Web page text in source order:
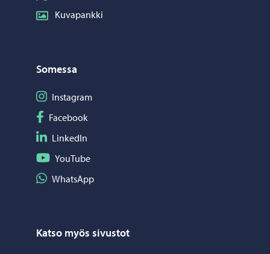
Kuvapankki
Somessa
Seuraa Instagram
Instagram
Seuraa Facebook
Facebook
Seuraa LinkedIn
LinkedIn
Seuraa YouTube
YouTube
Jaa WhatsApp
WhatsApp
Katso myös sivustot